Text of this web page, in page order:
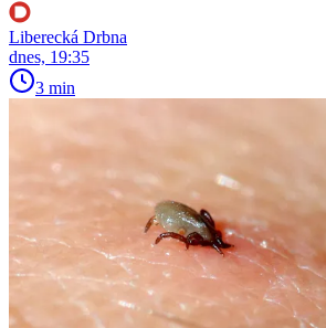
Liberecká Drbna
dnes, 19:35
3 min